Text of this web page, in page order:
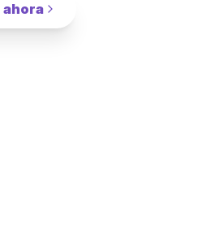
ahora